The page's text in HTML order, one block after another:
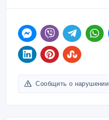
Сообщить о нарушении